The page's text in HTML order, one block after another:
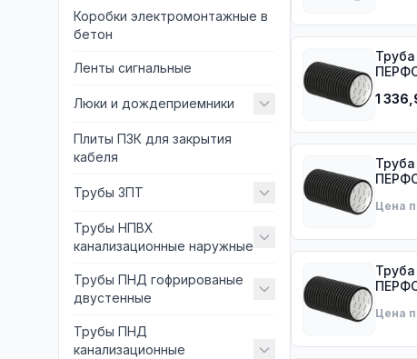
Коробки электромонтажные в
бетон
Ленты сигнальные
Люки и дождеприемники
Плиты ПЗК для закрытия
кабеля
Трубы ЗПТ
Трубы НПВХ
канализационные наружные
Трубы ПНД гофрированые
двустенные
Трубы ПНД
канализационные
1
Цена
Цена